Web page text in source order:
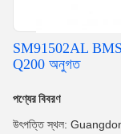
SM91502AL BMS
Q200 অনুগত
পণ্যের বিবরণ
উৎপত্তি স্থল: